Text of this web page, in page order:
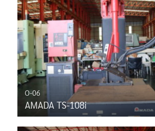
O-06
AMADA TS-108i